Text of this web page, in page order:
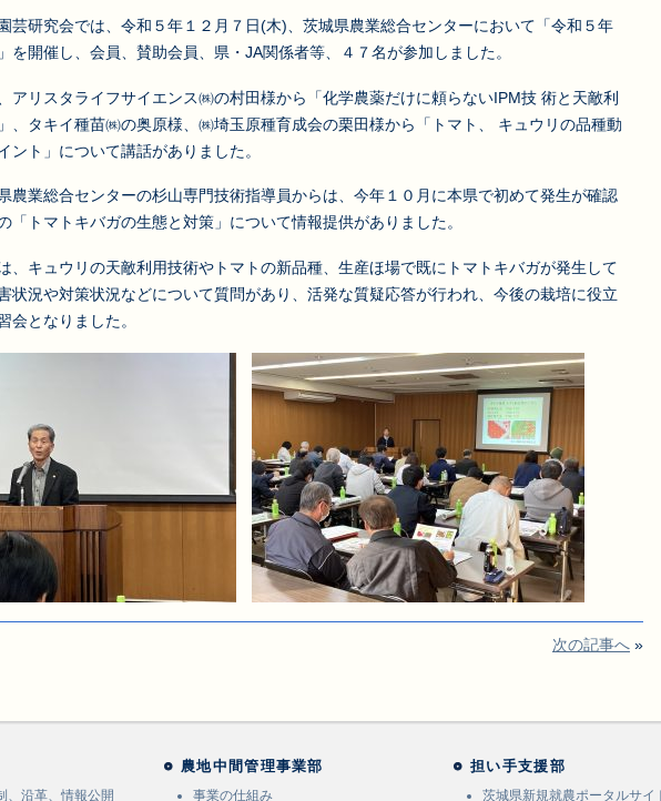
芸研究会では、令和５年１２月７日(木)、茨城県農業総合センターにおいて「令和５年
を開催し、会員、賛助会員、県・JA関係者等、４７名が参加しました。
アリスタライフサイエンス㈱の村田様から「化学農薬だけに頼らないIPM技 術と天敵利
、タキイ種苗㈱の奥原様、㈱埼玉原種育成会の栗田様から「トマト、 キュウリの品種動
ント」について講話がありました。
農業総合センターの杉山専門技術指導員からは、今年１０月に本県で初めて発生が確認
「トマトキバガの生態と対策」について情報提供がありました。
、キュウリの天敵利用技術やトマトの新品種、生産ほ場で既にトマトキバガが発生して
状況や対策状況などについて質問があり、活発な質疑応答が行われ、今後の栽培に役立
会となりました。
次の記事へ »
、沿革、情報公開
農地中間管理事業部
事業の仕組み
担い手支援部
茨城県新規就農ポータルサイ